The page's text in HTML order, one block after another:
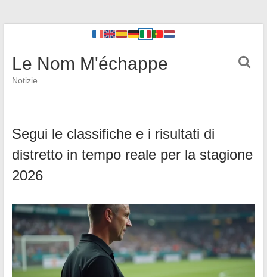
Le Nom M'échappe
Notizie
Segui le classifiche e i risultati di
distretto in tempo reale per la stagione
2026